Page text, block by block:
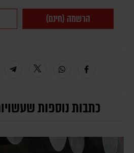
הרשמה (חינם)
כתבות נוספות